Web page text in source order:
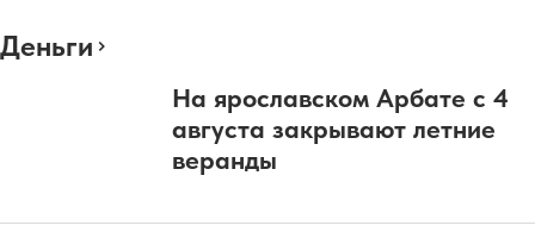
Деньги
На ярославском Арбате с 4
августа закрывают летние
веранды